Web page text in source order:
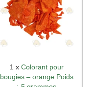
1 x Colorant pour
bougies – orange Poids